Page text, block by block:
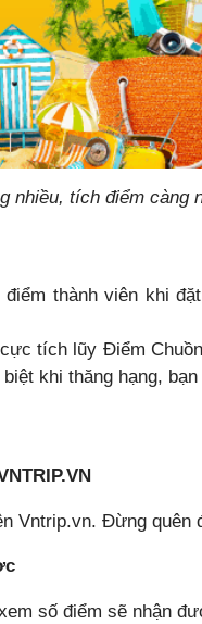
nhiều, tích điểm càng
thành viên khi
tích lũy Điểm
khi thăng hạng, bạn
Vntrip.vn. Đừng quên
số điểm sẽ nhận